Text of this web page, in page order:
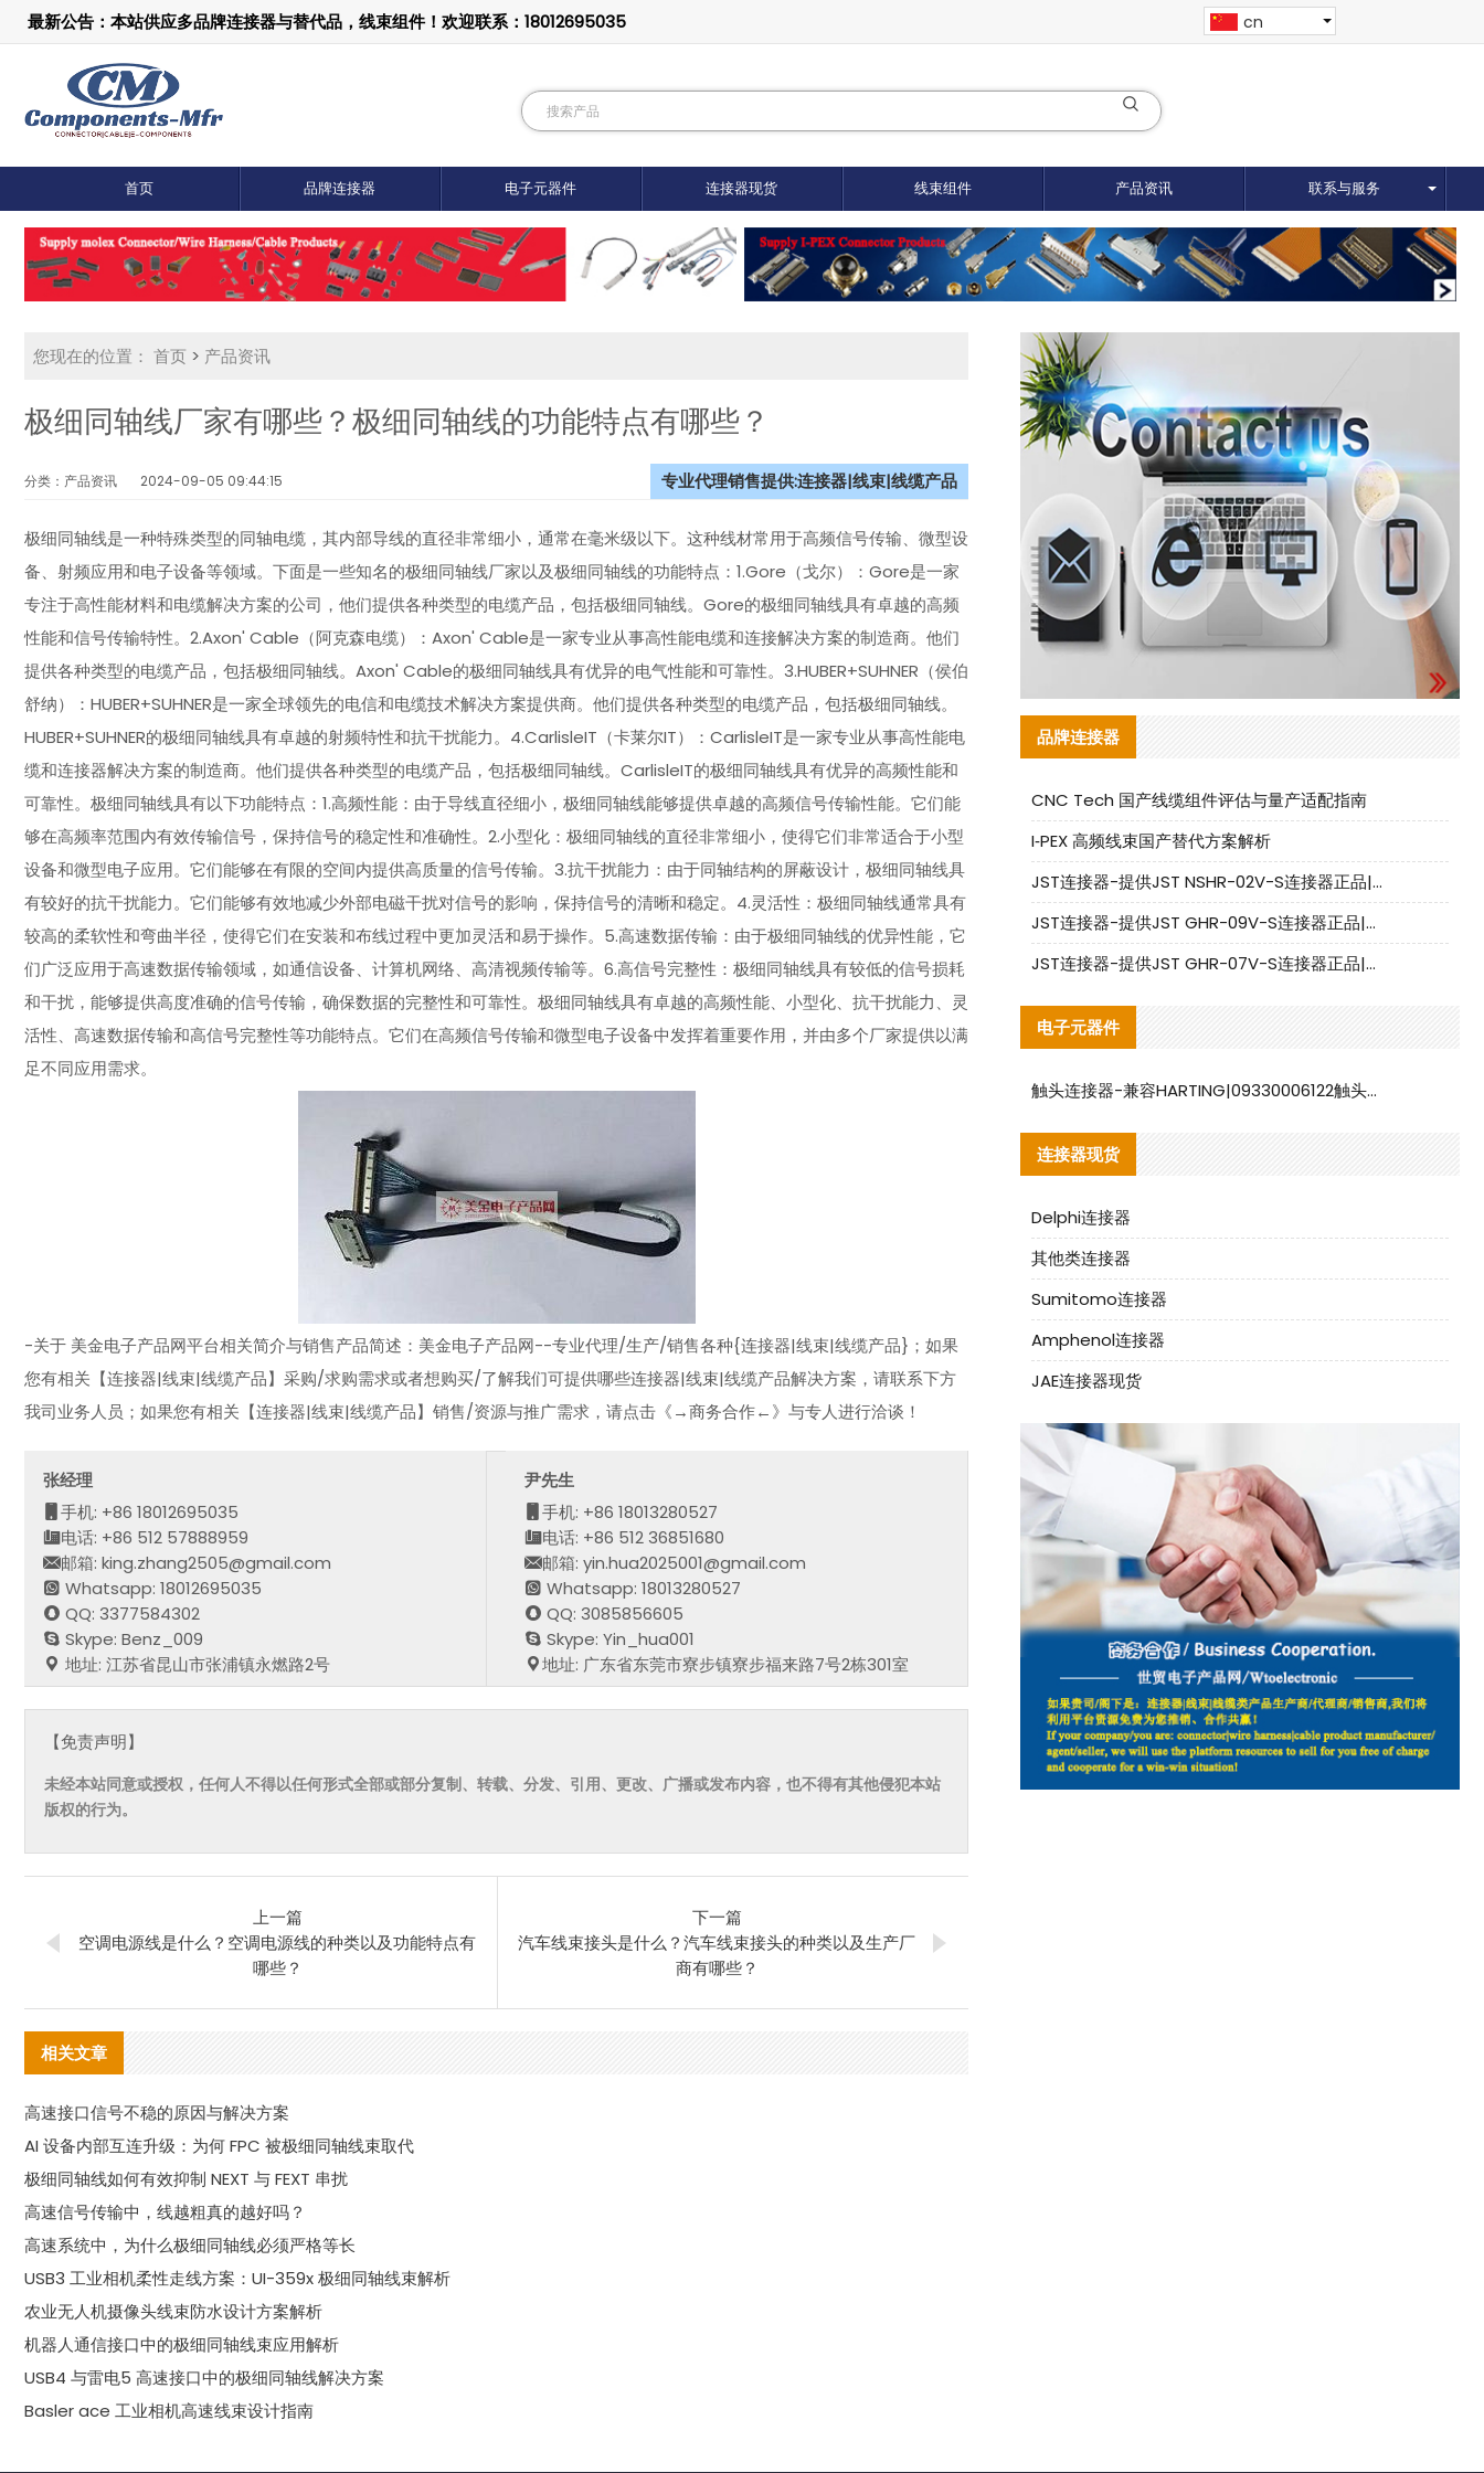
最新公告：本站供应多品牌连接器与替代品，线束组件！欢迎联系：18012695035 cn
首页 品牌连接器 电子元器件 连接器现货 线束组件 产品资讯 联系与服务
您现在的位置： 首页 > 产品资讯
极细同轴线厂家有哪些？极细同轴线的功能特点有哪些？
分类：产品资讯 2024-09-05 09:44:15 专业代理销售提供:连接器|线束|线缆产品
极细同轴线是一种特殊类型的同轴电缆，其内部导线的直径非常细小，通常在毫米级以下。这种线材常用于高频信号传输、微型设
备、射频应用和电子设备等领域。下面是一些知名的极细同轴线厂家以及极细同轴线的功能特点：1.Gore（戈尔）：Gore是一家
专注于高性能材料和电缆解决方案的公司，他们提供各种类型的电缆产品，包括极细同轴线。Gore的极细同轴线具有卓越的高频
性能和信号传输特性。2.Axon' Cable（阿克森电缆）：Axon' Cable是一家专业从事高性能电缆和连接解决方案的制造商。他们
提供各种类型的电缆产品，包括极细同轴线。Axon' Cable的极细同轴线具有优异的电气性能和可靠性。3.HUBER+SUHNER（侯伯
舒纳）：HUBER+SUHNER是一家全球领先的电信和电缆技术解决方案提供商。他们提供各种类型的电缆产品，包括极细同轴线。
HUBER+SUHNER的极细同轴线具有卓越的射频特性和抗干扰能力。4.CarlisleIT（卡莱尔IT）：CarlisleIT是一家专业从事高性能电
缆和连接器解决方案的制造商。他们提供各种类型的电缆产品，包括极细同轴线。CarlisleIT的极细同轴线具有优异的高频性能和
可靠性。极细同轴线具有以下功能特点：1.高频性能：由于导线直径细小，极细同轴线能够提供卓越的高频信号传输性能。它们能
够在高频率范围内有效传输信号，保持信号的稳定性和准确性。2.小型化：极细同轴线的直径非常细小，使得它们非常适合于小型
设备和微型电子应用。它们能够在有限的空间内提供高质量的信号传输。3.抗干扰能力：由于同轴结构的屏蔽设计，极细同轴线具
有较好的抗干扰能力。它们能够有效地减少外部电磁干扰对信号的影响，保持信号的清晰和稳定。4.灵活性：极细同轴线通常具有
较高的柔软性和弯曲半径，使得它们在安装和布线过程中更加灵活和易于操作。5.高速数据传输：由于极细同轴线的优异性能，它
们广泛应用于高速数据传输领域，如通信设备、计算机网络、高清视频传输等。6.高信号完整性：极细同轴线具有较低的信号损耗
和干扰，能够提供高度准确的信号传输，确保数据的完整性和可靠性。极细同轴线具有卓越的高频性能、小型化、抗干扰能力、灵
活性、高速数据传输和高信号完整性等功能特点。它们在高频信号传输和微型电子设备中发挥着重要作用，并由多个厂家提供以满
足不同应用需求。
-关于 美金电子产品网平台相关简介与销售产品简述：美金电子产品网--专业代理/生产/销售各种{连接器|线束|线缆产品}；如果
您有相关【连接器|线束|线缆产品】采购/求购需求或者想购买/了解我们可提供哪些连接器|线束|线缆产品解决方案，请联系下方
我司业务人员；如果您有相关【连接器|线束|线缆产品】销售/资源与推广需求，请点击《→商务合作←》与专人进行洽谈！
张经理
手机: +86 18012695035
电话: +86 512 57888959
邮箱: king.zhang2505@gmail.com
Whatsapp: 18012695035
QQ: 3377584302
Skype: Benz_009
地址: 江苏省昆山市张浦镇永燃路2号
尹先生
手机: +86 18013280527
电话: +86 512 36851680
邮箱: yin.hua2025001@gmail.com
Whatsapp: 18013280527
QQ: 3085856605
Skype: Yin_hua001
地址: 广东省东莞市寮步镇寮步福来路7号2栋301室
【免责声明】
未经本站同意或授权，任何人不得以任何形式全部或部分复制、转载、分发、引用、更改、广播或发布内容，也不得有其他侵犯本站
版权的行为。
上一篇
空调电源线是什么？空调电源线的种类以及功能特点有
哪些？
下一篇
汽车线束接头是什么？汽车线束接头的种类以及生产厂
商有哪些？
相关文章
高速接口信号不稳的原因与解决方案
AI 设备内部互连升级：为何 FPC 被极细同轴线束取代
极细同轴线如何有效抑制 NEXT 与 FEXT 串扰
高速信号传输中，线越粗真的越好吗？
高速系统中，为什么极细同轴线必须严格等长
USB3 工业相机柔性走线方案：UI-359x 极细同轴线束解析
农业无人机摄像头线束防水设计方案解析
机器人通信接口中的极细同轴线束应用解析
USB4 与雷电5 高速接口中的极细同轴线解决方案
Basler ace 工业相机高速线束设计指南
品牌连接器
CNC Tech 国产线缆组件评估与量产适配指南
I‑PEX 高频线束国产替代方案解析
JST连接器-提供JST NSHR-02V-S连接器正品|替代品
JST连接器-提供JST GHR-09V-S连接器正品|替代品
JST连接器-提供JST GHR-07V-S连接器正品|替代品
电子元器件
触头连接器-兼容HARTING|09330006122触头连接器替代品说明
连接器现货
Delphi连接器
其他类连接器
Sumitomo连接器
Amphenol连接器
JAE连接器现货